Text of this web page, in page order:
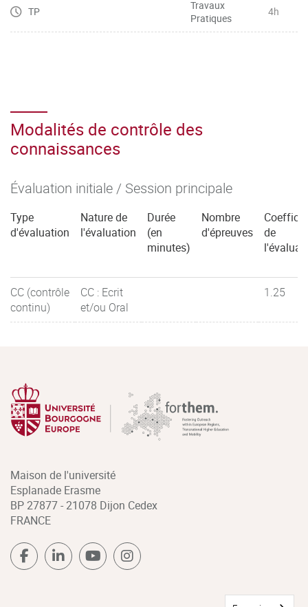
TP
Travaux
Pratiques
4h
Modalités de contrôle des
connaissances
Évaluation initiale / Session principale
Type
d'évaluation
Nature de
l'évaluation
Durée
(en
minutes)
Nombre
d'épreuves
de
CC (contrôle
continu)
CC : Ecrit
et/ou Oral
1.25
Maison de l'université
Esplanade Erasme
BP 27877 - 21078 Dijon Cedex
FRANCE